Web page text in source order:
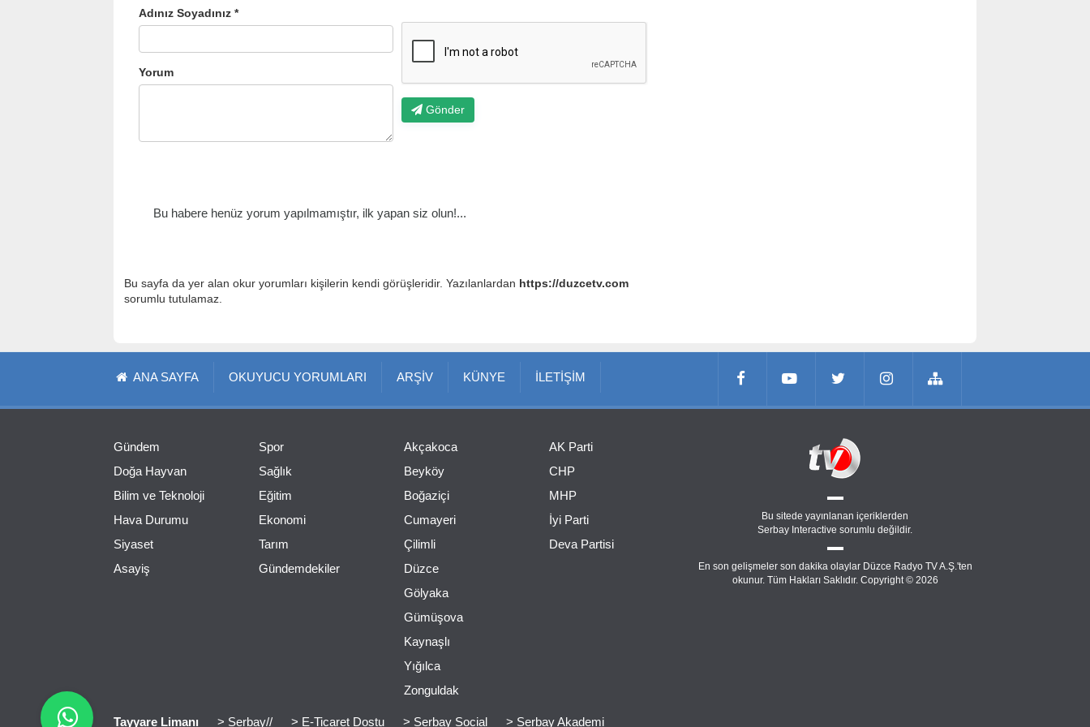
Adınız Soyadınız *
Yorum
Gönder
Bu habere henüz yorum yapılmamıştır, ilk yapan siz olun!...
Bu sayfa da yer alan okur yorumları kişilerin kendi görüşleridir. Yazılanlardan https://duzcetv.com
sorumlu tutulamaz.
ANA SAYFA OKUYUCU YORUMLARI ARŞİV KÜNYE İLETİŞİM
Gündem
Doğa Hayvan
Bilim ve Teknoloji
Hava Durumu
Siyaset
Asayiş
Spor
Sağlık
Eğitim
Ekonomi
Tarım
Gündemdekiler
Akçakoca
Beyköy
Boğaziçi
Cumayeri
Çilimli
Düzce
Gölyaka
Gümüşova
Kaynaşlı
Yığılca
Zonguldak
AK Parti
CHP
MHP
İyi Parti
Deva Partisi
Bu sitede yayınlanan içeriklerden
Serbay Interactive sorumlu değildir.
En son gelişmeler son dakika olaylar Düzce Radyo TV A.Ş.'ten
okunur. Tüm Hakları Saklıdır. Copyright © 2026
Tayyare Limanı > Serbay// > E-Ticaret Dostu > Serbay Social > Serbay Akademi